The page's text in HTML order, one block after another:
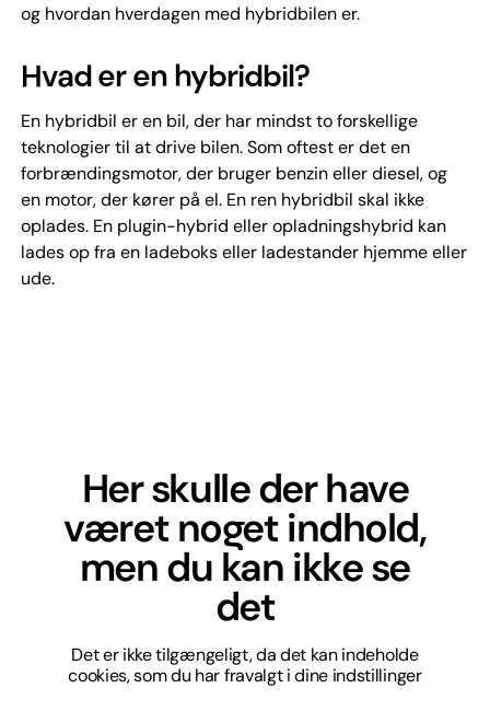
og hvordan hverdagen med hybridbilen er.
Hvad er en hybridbil?
En hybridbil er en bil, der har mindst to forskellige
teknologier til at drive bilen. Som oftest er det en
forbrændingsmotor, der bruger benzin eller diesel, og
en motor, der kører på el. En ren hybridbil skal ikke
oplades. En plugin-hybrid eller opladningshybrid kan
lades op fra en ladeboks eller ladestander hjemme eller
ude.
Her skulle der have
været noget indhold,
men du kan ikke se
det
Det er ikke tilgængeligt, da det kan indeholde
cookies, som du har fravalgt i dine indstillinger